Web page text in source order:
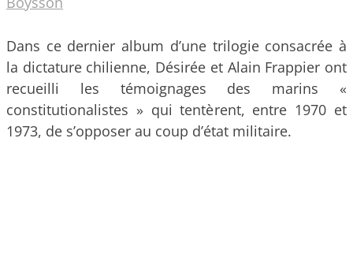
Dans ce dernier album d’une trilogie consacrée à
la dictature chilienne, Désirée et Alain Frappier ont
recueilli les témoignages des marins «
constitutionalistes » qui tentèrent, entre 1970 et
1973, de s’opposer au coup d’état militaire.